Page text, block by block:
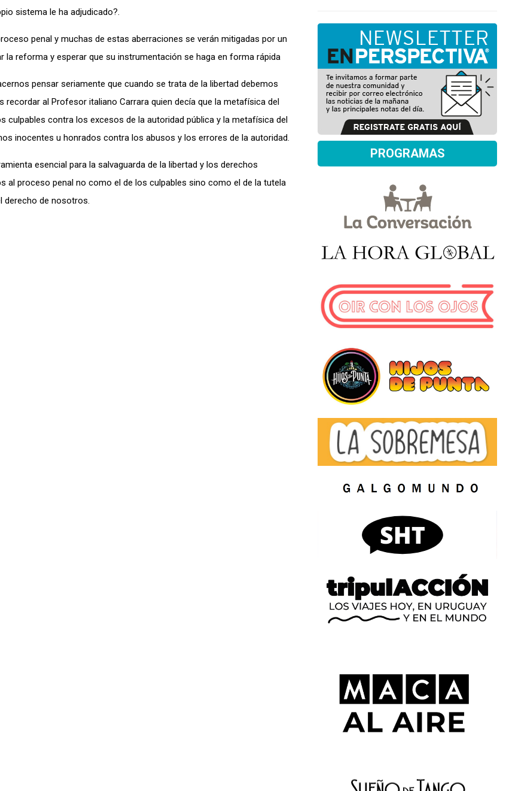
sistema le ha adjudicado?.
penal y muchas de estas aberraciones se verán mitigadas por un
reforma y esperar que su instrumentación se haga en forma rápida
pensar seriamente que cuando se trata de la libertad debemos
al Profesor italiano Carrara quien decía que la metafísica del
culpables contra los excesos de la autoridad pública y la metafísica del
inocentes u honrados contra los abusos y los errores de la autoridad.
esencial para la salvaguarda de la libertad y los derechos
al proceso penal no como el de los culpables sino como el de la tutela
derecho de nosotros.
PROGRAMAS